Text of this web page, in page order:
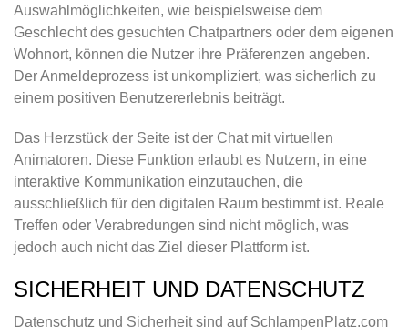
Auswahlmöglichkeiten, wie beispielsweise dem
Geschlecht des gesuchten Chatpartners oder dem eigenen
Wohnort, können die Nutzer ihre Präferenzen angeben.
Der Anmeldeprozess ist unkompliziert, was sicherlich zu
einem positiven Benutzererlebnis beiträgt.
Das Herzstück der Seite ist der Chat mit virtuellen
Animatoren. Diese Funktion erlaubt es Nutzern, in eine
interaktive Kommunikation einzutauchen, die
ausschließlich für den digitalen Raum bestimmt ist. Reale
Treffen oder Verabredungen sind nicht möglich, was
jedoch auch nicht das Ziel dieser Plattform ist.
SICHERHEIT UND DATENSCHUTZ
Datenschutz und Sicherheit sind auf SchlampenPlatz.com